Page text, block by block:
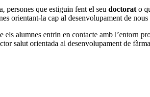
persones que estiguin fent el seu doctorato
orientant-la cap al desenvolupament de
alumnes entrin en contacte amb l’entorn
salut orientada al desenvolupament de